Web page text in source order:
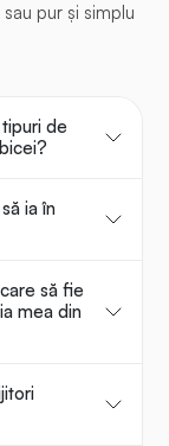
pur și simplu
de
ia în
să fie
mea din